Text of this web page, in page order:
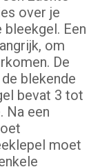
over je
Een
om
De
blekende
bevat 3 tot
Na een
moet